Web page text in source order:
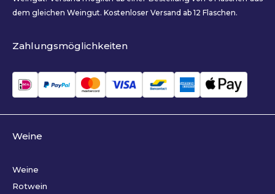
dem gleichen Weingut. Kostenloser Versand ab 12 Flaschen.
Zahlungsmöglichkeiten
Weine
Weine
Rotwein